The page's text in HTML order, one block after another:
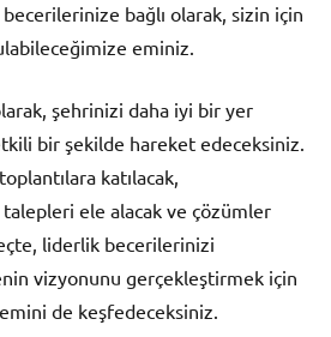
becerilerinize bağlı olarak, sizin için
eminiz.
şehrinizi daha iyi bir yer
bir şekilde hareket edeceksiniz.
katılacak,
ele alacak ve çözümler
liderlik becerilerinizi
vizyonunu gerçekleştirmek için
de keşfedeceksiniz.